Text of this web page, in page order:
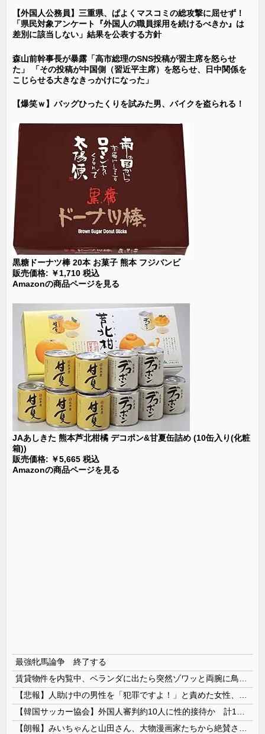
【外国人公務員】三重県、ぱよくマスコミの総攻撃に屈せず！
「県民対象アンケート『外国人の職員採用を続けるべきか』は
差別に該当しない」結果を公表する方針
森山前幹事長が暴露「高市総理のSNS投稿が習主席を怒らせ
た」 「その投稿が中国側（習近平主席）を怒らせ、日中関係を
こじらせる大きなきっかけになった」
【爆笑ｗ】バッグひったくりを試みた男、バイクを盗られる！
黒糖ドーナツ棒 20本 お菓子 熊本 フジバンビ
販売価格: ￥1,710 税込
Amazonの商品ページを見る
JAあしきた 熊本芦北柑橘 デコポン&甘夏缶詰め (10缶入り(化粧
箱))
販売価格: ￥5,665 税込
Amazonの商品ページを見る
最強牝馬論争 終了する